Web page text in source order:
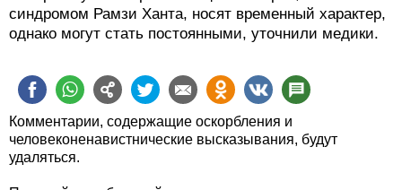
однако могут стать постоянными, уточнили медики.
Комментарии, содержащие оскорбления и
человеконенавистнические высказывания, будут
удаляться.
Пожалуйста, обсуждайте статьи, а не их авторов.